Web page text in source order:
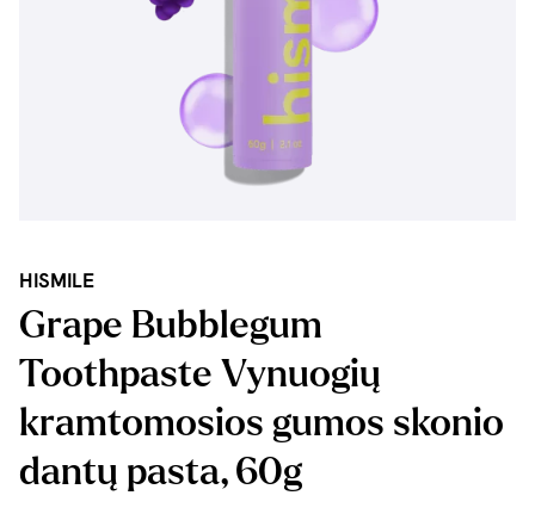
HISMILE
Grape Bubblegum
Toothpaste Vynuogių
kramtomosios gumos skonio
dantų pasta, 60g